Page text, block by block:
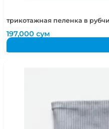
трикотажная пеленка в
197,000сум